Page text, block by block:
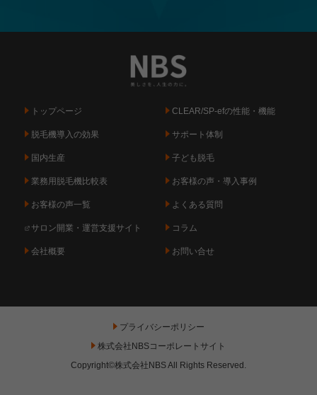
トップページ CLEAR/SP-efの性能・機能
脱毛機導入の効果 サポート体制
国内生産 子ども脱毛
業務用脱毛機比較表 お客様の声・導入事例
お客様の声一覧 よくある質問
サロン開業・運営支援サイト コラム
会社概要 お問い合せ
プライバシーポリシー
株式会社NBSコーポレートサイト
Copyright©株式会社NBS All Rights Reserved.